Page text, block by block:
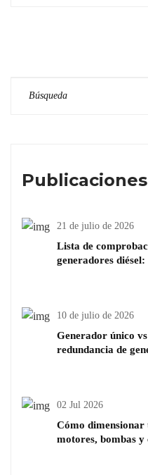
21 de julio de 2026
Lista de
generadores
10 de julio de 2026
Generador único
redundancia de
02 Jul 2026
Cómo dimensionar
motores, bombas y